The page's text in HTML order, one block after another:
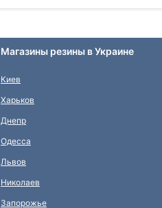
Магазины резины в Украине
Киев
Харьков
Днепр
Одесса
Львов
Николаев
Запорожье